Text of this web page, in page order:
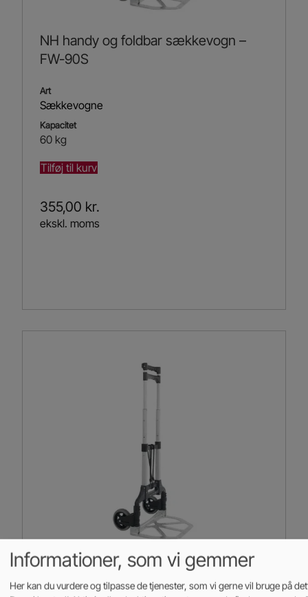
NH handy og foldbar sækkevogn –
FW-90S
Art
Sækkevogne
Kapacitet
60 kg
Tilføj til kurv
355,00 kr.
ekskl. moms
Nh handy foldbar sækkevogn FW-
90M
Informationer, som vi gemmer
Her kan du vurdere og tilpasse de tjenester, som vi gerne vil bruge på